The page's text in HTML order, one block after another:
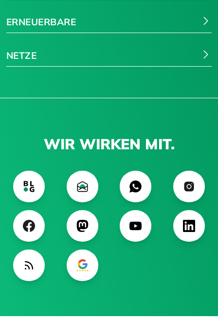
ERNEUERBARE
NETZE
WIR WIRKEN MIT.